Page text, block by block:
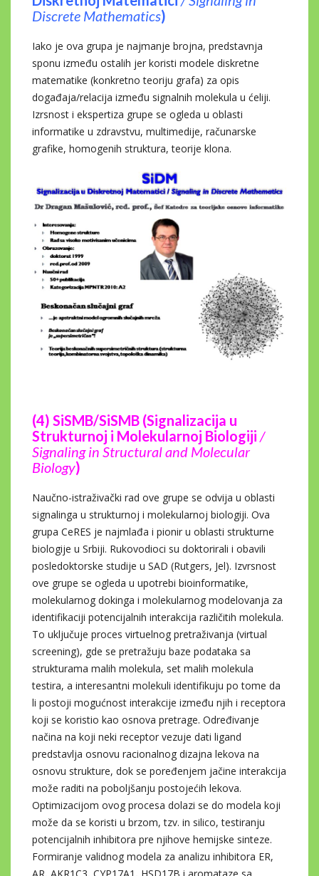
Discrete Mathematics)
Iako je ova grupa je najmanje brojna, predstavnja
sponu između ostalih jer koristi modele diskretne
matematike (konkretno teoriju grafa) za opis
događaja/relacija između signalnih molekula u ćeliji.
Izrsnost i ekspertiza grupe se ogleda u oblasti
informatike u zdravstvu, multimedije, računarske
grafike, homogenih struktura, teorije klona.
(4) SiSMB/SiSMB (Signalizacija u
Strukturnoj i Molekularnoj Biologiji /
Signaling in Structural and Molecular
Biology)
Naučno-istraživački rad ove grupe se odvija u oblasti
signalinga u strukturnoj i molekularnoj biologiji. Ova
grupa CeRES je najmlađa i pionir u oblasti strukturne
biologije u Srbiji. Rukovodioci su doktorirali i obavili
posledoktorske studije u SAD (Rutgers, Jel). Izvrsnost
ove grupe se ogleda u upotrebi bioinformatike,
molekularnog dokinga i molekularnog modelovanja za
identifikaciji potencijalnih interakcija različitih molekula.
To uključuje proces virtuelnog pretraživanja (virtual
screening), gde se pretražuju baze podataka sa
strukturama malih molekula, set malih molekula
testira, a interesantni molekuli identifikuju po tome da
li postoji mogućnost interakcije između njih i receptora
koji se koristio kao osnova pretrage. Određivanje
načina na koji neki receptor vezuje dati ligand
predstavlja osnovu racionalnog dizajna lekova na
osnovu strukture, dok se poređenjem jačine interakcija
može raditi na poboljšanju postojećih lekova.
Optimizacijom ovog procesa dolazi se do modela koji
može da se koristi u brzom, tzv. in silico, testiranju
potencijalnih inhibitora pre njihove hemijske sinteze.
Formiranje validnog modela za analizu inhibitora ER,